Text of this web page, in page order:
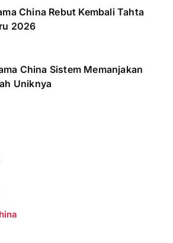
China Rebut Kembali Tahta
2026
China Sistem Memanjakan
Uniknya